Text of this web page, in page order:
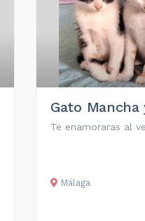
Gato Mancha
Te enamoraras al
Málaga